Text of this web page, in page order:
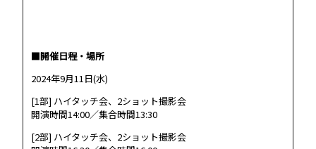
■開催日程・場所
2024年9月11日(水)
[1部] ハイタッチ会、2ショット撮影会
開演時間14:00／集合時間13:30
[2部] ハイタッチ会、2ショット撮影会